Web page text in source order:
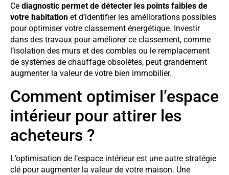
Ce diagnostic permet de détecter les points faibles de
votre habitation et d’identifier les améliorations possibles
pour optimiser votre classement énergétique. Investir
dans des travaux pour améliorer ce classement, comme
l’isolation des murs et des combles ou le remplacement
de systèmes de chauffage obsolètes, peut grandement
augmenter la valeur de votre bien immobilier.
Comment optimiser l’espace
intérieur pour attirer les
acheteurs ?
L’optimisation de l’espace intérieur est une autre stratégie
clé pour augmenter la valeur de votre maison. Une